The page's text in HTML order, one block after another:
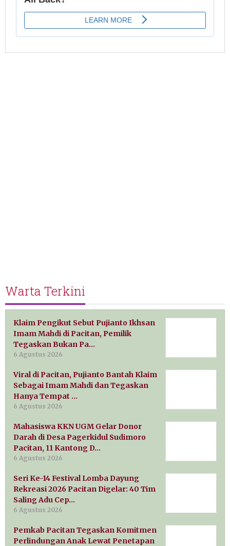
Warta Terkini
Klaim Pengikut Sebut Pujianto Ikhsan
Imam Mahdi di Pacitan, Pemilik
Tegaskan Bukan Pa…
6 Agustus 2026
Viral di Pacitan, Pujianto Bantah Klaim
Sebagai Imam Mahdi dan Tegaskan
Hanya Tempat …
6 Agustus 2026
Mahasiswa KKN UGM Gelar Donor
Darah di Desa Pagerkidul Sudimoro
Pacitan, 11 Kantong D…
6 Agustus 2026
Seri Ke-14 Festival Lomba Dayung
Rekreasi 2026 Pacitan Digelar: 40 Tim
Saling Adu Cep…
6 Agustus 2026
Pemkab Pacitan Tegaskan Komitmen
Perlindungan Anak Lewat Penetapan